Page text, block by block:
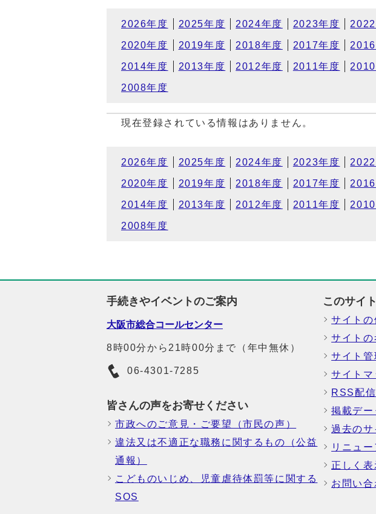
2026年度 2025年度 2024年度 2023年度
2020年度 2019年度 2018年度 2017年度
2014年度 2013年度 2012年度 2011年度
2008年度
現在登録されている情報はありません。
2026年度 2025年度 2024年度 2023年度
2020年度 2019年度 2018年度 2017年度
2014年度 2013年度 2012年度 2011年度
2008年度
手続きやイベントのご案内
大阪市総合コールセンター
8時00分から21時00分まで（年中無休）
06-4301-7285
皆さんの声をお寄せください
市政へのご意見・ご要望（市民の声）
違法又は不適正な職務に関するもの（公益
通報）
こどものいじめ、児童虐待体罰等に関する
SOS
このサイ
サイトの
サイトの
サイト管
サイトマ
RSS配信
掲載デー
過去のサ
リニュ
正しく
お問い合